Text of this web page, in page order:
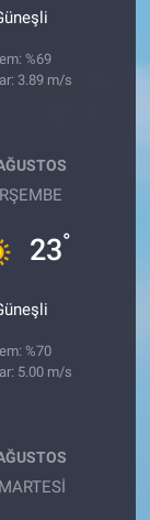
%69
3.89 m/s
23°
%70
5.00 m/s